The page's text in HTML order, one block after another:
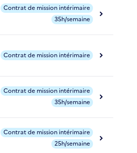
Contrat de mission intérimaire
35h/semaine
Contrat de mission intérimaire
Contrat de mission intérimaire
35h/semaine
Contrat de mission intérimaire
25h/semaine